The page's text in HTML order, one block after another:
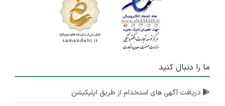
ما را دنبال کنید
دریافت آگهی های استخدام از طریق اپلیکیشن